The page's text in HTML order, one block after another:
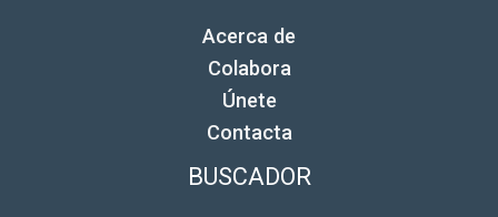
Acerca de
Colabora
Únete
Contacta
BUSCADOR